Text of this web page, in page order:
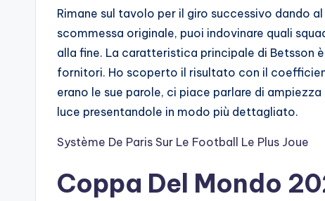
Rimane sul tavolo per il giro successivo dando
scommessa originale, puoi indovinare quali
alla fine. La caratteristica principale di Betsson
fornitori. Ho scoperto il risultato con il
erano le sue parole, ci piace parlare di
luce presentandole in modo più dettagliato.
Système De Paris Sur Le Football Le Plus Joue
Coppa Del Mondo